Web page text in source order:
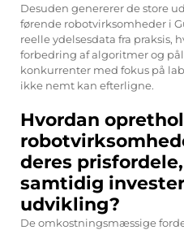
Desuden genererer de store
førende robotvirksomheder i
reelle ydelsesdata fra praksis,
forbedring af algoritmer og
konkurrenter med fokus på
ikke nemt kan efterligne.
Hvordan
deres
samtidig
udvikling?
De omkostningsmæssige